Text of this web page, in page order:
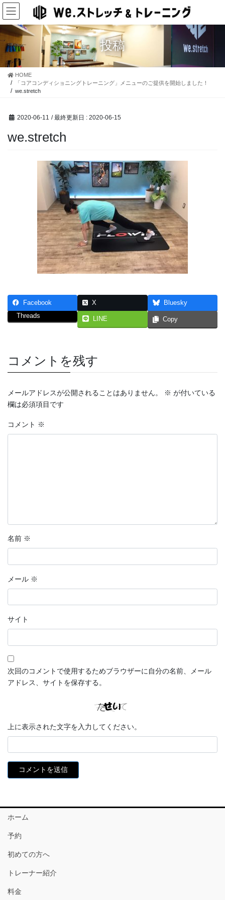
コ
ン
テ
ン
ツ
移
ナ
ビ
ゲ
ー
シ
ン
投稿
HOME
「コアコンディショニングトレーニング」メニューのご提供を開始しました！
we.stretch
2020-06-11 / 最終更新日 : 2020-06-15
we.stretch
Facebook X
Bluesky
Threads
LINE Copy
コメントを残す
メールアドレスが公開されることはありません。 ※ が付いている
欄は必須項目です
コメント ※
名前 ※
メール ※
サイト
次回のコメントで使用するためブラウザーに自分の名前、メール
アドレス、サイトを保存する。
上に表示された文字を入力してください。
ホーム
予約
初めての方へ
トレーナー紹介
料金